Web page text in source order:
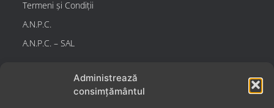
Administrează
consimțământul
Termeni și Condiții
A.N.P.C.
A.N.P.C. – SAL